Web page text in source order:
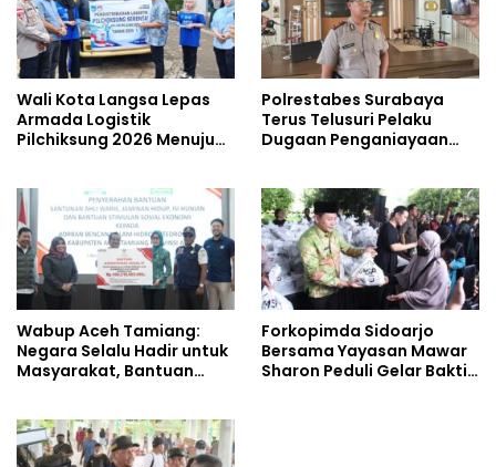
Wali Kota Langsa Lepas
Armada Logistik
Pilchiksung 2026 Menuju
Polrestabes Surabaya
Terus Telusuri Pelaku
Dugaan Penganiayaan
Wabup Aceh Tamiang:
Negara Selalu Hadir untuk
Masyarakat, Bantuan
Forkopimda Sidoarjo
Bersama Yayasan Mawar
Sharon Peduli Gelar Bakti